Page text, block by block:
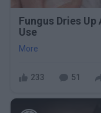
Fungus Dries
Use
More
233 51